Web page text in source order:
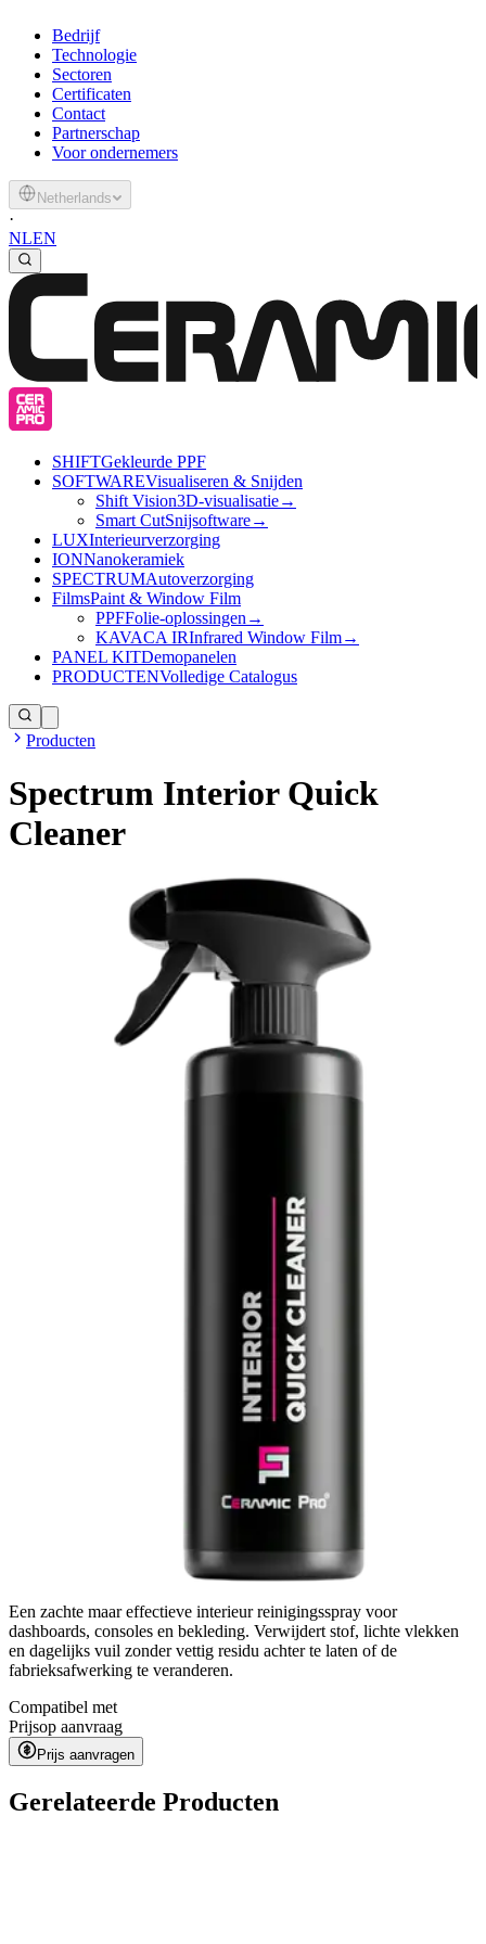
Bedrijf
Technologie
Sectoren
Certificaten
Contact
Partnerschap
Voor ondernemers
Netherlands
·
NLEN
SHIFTGekleurde PPF
SOFTWAREVisualiseren & Snijden
Shift Vision3D-visualisatie→
Smart CutSnijsoftware→
LUXInterieurverzorging
IONNanokeramiek
SPECTRUMAutoverzorging
FilmsPaint & Window Film
PPFFolie-oplossingen →
KAVACA IRInfrared Window Film→
PANEL KITDemopanelen
PRODUCTENVolledige Catalogus
Producten
Spectrum Interior Quick
Cleaner
Een zachte maar effectieve interieur reinigingsspray voor
dashboards, consoles en bekleding. Verwijdert stof, lichte vlekken
en dagelijks vuil zonder vettig residu achter te laten of de
fabrieksafwerking te veranderen.
Compatibel met
Prijsop aanvraag
Prijs aanvragen
Gerelateerde Producten